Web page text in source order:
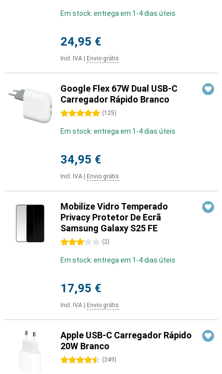
Em stock: entrega em 1-4 dias úteis
24,95 €
Incl. IVA Envio grátis
Google Flex 67W Dual USB-C
Carregador Rápido Branco
5 estrelas (125)
Em stock: entrega em 1-4 dias úteis
34,95 €
Incl. IVA Envio grátis
Mobilize Vidro Temperado
Privacy Protetor De Ecrã
Samsung Galaxy S25 FE
3 estrelas (2)
Em stock: entrega em 1-4 dias úteis
17,95 €
Incl. IVA Envio grátis
Apple USB-C Carregador Rápido
20W Branco
4.5 estrelas (349)